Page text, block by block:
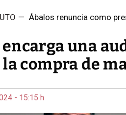
— Ábalos renuncia como
una
compra de
- 15:15 h